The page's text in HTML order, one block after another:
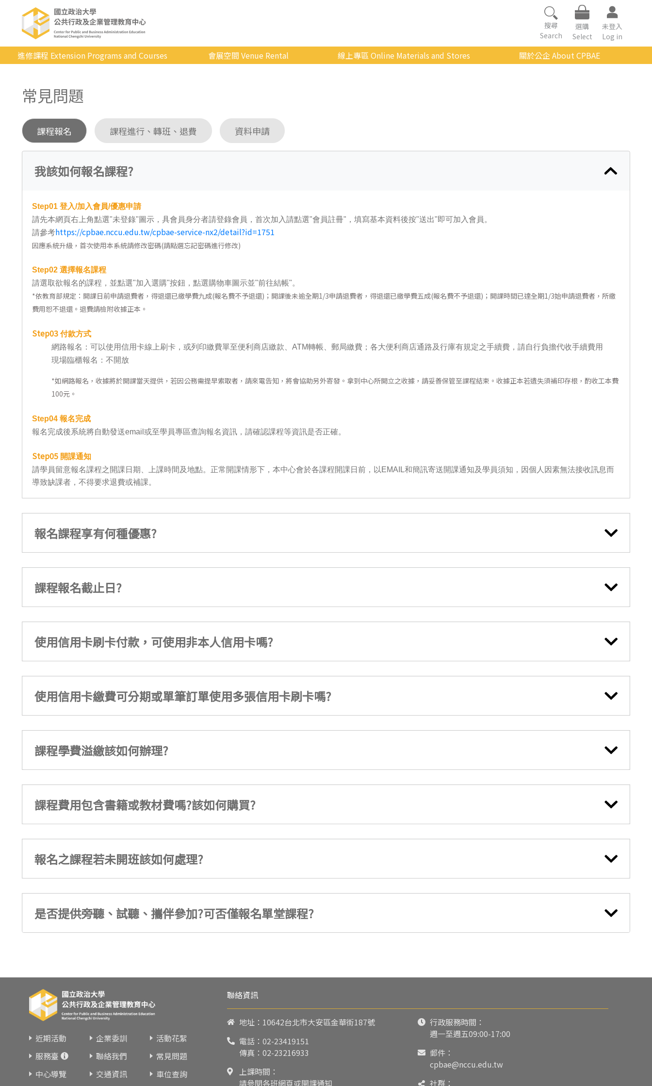
搜尋
Search
選購
Select
未登入
Log in
進修課程 Extension Programs and Courses
專業/學分
商管/永續
科技/生活
健康運動
日韓語
東南亞語
歐語及其他
語言檢定
採購專業
隨班附讀
會展空間 Venue Rental
使用辦法
會展快訊
線上專區 Online Materials and Stores
關於公企 About CPBAE
影音公企
常見問題
課程報名 課程進行、轉班、退費 資料申請
我該如何報名課程?
Step01 登入/加入會員/優惠申請
請先本網頁右上角點選"未登錄"圖示，具會員身分者請登錄會員，首次加入請點選"會員註冊"，填寫基本資料後按"送出"即可加入會員。
請參考https://cpbae.nccu.edu.tw/cpbae-service-nx2/detail?id=1751
因應系統升級，首次使用本系統請修改密碼(請點選忘記密碼進行修改)
Step02 選擇報名課程
請選取欲報名的課程，並點選"加入選購"按鈕，點選購物車圖示並"前往結帳"。
*依教育部規定：開課日前申請退費者，得退還已繳學費九成(報名費不予退還)；開課後未逾全期1/3申請退費者，得退還已繳學費五成(報名費不予退還)；開課時間已達全期1/3始申請退費者，所繳
費用恕不退還。退費請檢附收據正本。
Step03 付款方式
網路報名：可以使用信用卡線上刷卡，或列印繳費單至便利商店繳款、ATM轉帳、郵局繳費；各大便利商店通路及行庫有規定之手續費，請自行負擔代收手續費用
現場臨櫃報名：不開放
*如網路報名，收據將於開課當天提供，若因公務需提早索取者，請來電告知，將會協助另外寄發。拿到中心所開立之收據，請妥善保管至課程結束。收據正本若遺失須補印存根，酌收工本費
100元。
Step04 報名完成
報名完成後系統將自動發送email或至學員專區查詢報名資訊，請確認課程等資訊是否正確。
Step05 開課通知
請學員留意報名課程之開課日期、上課時間及地點。正常開課情形下，本中心會於各課程開課日前，以EMAIL和簡訊寄送開課通知及學員須知，因個人因素無法接收訊息而
導致缺課者，不得要求退費或補課。
報名課程享有何種優惠?
課程報名截止日?
使用信用卡刷卡付款，可使用非本人信用卡嗎?
使用信用卡繳費可分期或單筆訂單使用多張信用卡刷卡嗎?
課程學費溢繳該如何辦理?
課程費用包含書籍或教材費嗎?該如何購買?
報名之課程若未開班該如何處理?
是否提供旁聽、試聽、攜伴參加?可否僅報名單堂課程?
近期活動 企業委訓
活動花絮
服務臺
聯絡我們
常見問題
中心導覽
交通資訊
車位查詢
聯絡資訊
地址：10642台北市大安區金華街187號
電話： 02-23419151
傳真：02-23216933
上課時間：
請參閱各班網頁或開課通知
行政服務時間：
週一至週五09:00-17:00
郵件：
cpbae@nccu.edu.tw
社群：